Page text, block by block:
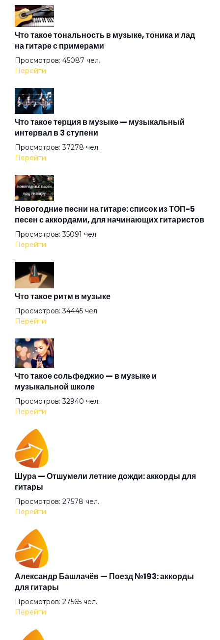
Мама Goodbye
Метко
Мечта
Мой Baby
На краю небес
Не говори больше о любви
Небо и кровь
Никто кроме тебя
Новогодняя песня
О тебе
О том
Один шаг
Он улетел
Он чужой
Осень-осень
Отбой
Что такое тональность в музыке, тоника и лад
на гитаре с примерами
Просмотров: 45087 чел.
Перейти
Что такое терция в музыке — музыкальный
интервал в 3 ступени
Просмотров: 37278 чел.
Перейти
Новогодние песни на гитаре: список из ТОП-5
песен с аккордами, для начинающих гитаристов
Просмотров: 35091 чел.
Перейти
Что такое ритм в музыке
Просмотров: 34445 чел.
Перейти
Что такое сольфеджио — в музыке и
музыкальной школе
Просмотров: 32940 чел.
Перейти
Шура — Отшумели летние дожди: аккорды для
гитары
Просмотров: 27578 чел.
Перейти
Александр Башлачёв — Поезд №193: аккорды
для гитары
Просмотров: 27565 чел.
Перейти